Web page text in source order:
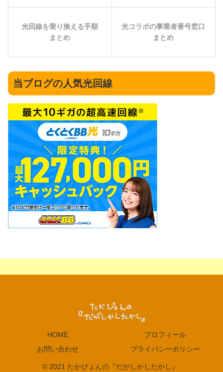
光回線を乗り換える手順
まとめ
光コラボの事業者番号窓口
まとめ
当ブログの人気光回線
HOME
プロフィール
お問い合わせ
プライバシーポリシー
© 2021 たかぴょんの『だがしかしたかし』.